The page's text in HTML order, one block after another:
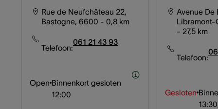
Rue de Neufchâteau 22,
Bastogne, 6600 - 0,8 km
Telefoon:
061 21 43 93
Open Binnenkort gesloten
12:00
Avenue De
Libramont-
- 27,5 km
Telefoon:
Gesloten